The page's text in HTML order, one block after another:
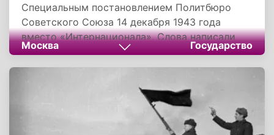
Специальным постановлением Политбюро
Советского Союза 14 декабря 1943 года
вместо «Интернационала». Слова написали
Сергей Михалков и Эль-Регистан, музыку -
Александр Александров. В измененном виде
Москва Государство